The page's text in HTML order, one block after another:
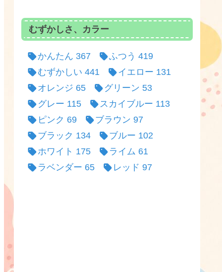
むずかしさ、カラー
かんたん 367 ふつう 419
むずかしい 441 イエロー 131
オレンジ 65 グリーン 53
グレー 115 スカイブルー 113
ピンク 69 ブラウン 97
ブラック 134 ブルー 102
ホワイト 175 ライム 61
ラベンダー 65 レッド 97